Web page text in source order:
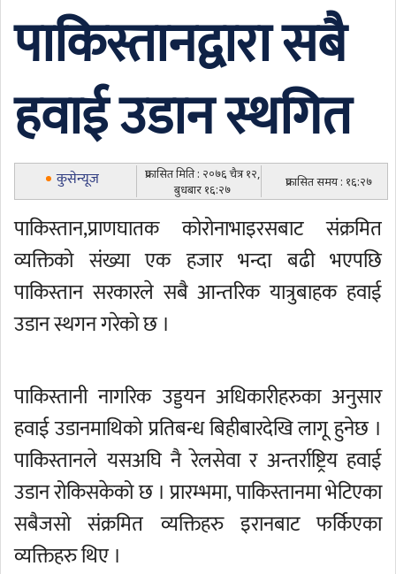
पाकिस्तानद्वारा सबै
हवाई उडान स्थगित
कुसेन्यूज
प्रकासित मिति : २०७६ चैत्र १२,
बुधबार १६:२७
प्रकासित समय : १६:२७
पाकिस्तान,प्राणघातक कोरोनाभाइरसबाट संक्रमित
व्यक्तिको संख्या एक हजार भन्दा बढी भएपछि
पाकिस्तान सरकारले सबै आन्तरिक यात्रुबाहक हवाई
उडान स्थगन गरेको छ ।
पाकिस्तानी नागरिक उड्डयन अधिकारीहरुका अनुसार
हवाई उडानमाथिको प्रतिबन्ध बिहीबारदेखि लागू हुनेछ ।
पाकिस्तानले यसअघि नै रेलसेवा र अन्तर्राष्ट्रिय हवाई
उडान रोकिसकेको छ । प्रारम्भमा, पाकिस्तानमा भेटिएका
सबैजसो संक्रमित व्यक्तिहरु इरानबाट फर्किएका
व्यक्तिहरु थिए ।